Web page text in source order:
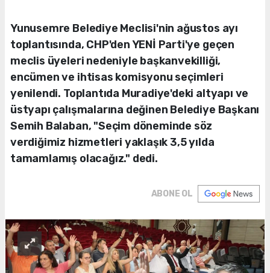
Yunusemre Belediye Meclisi'nin ağustos ayı
toplantısında, CHP'den YENİ Parti'ye geçen
meclis üyeleri nedeniyle başkanvekilliği,
encümen ve ihtisas komisyonu seçimleri
yenilendi. Toplantıda Muradiye'deki altyapı ve
üstyapı çalışmalarına değinen Belediye Başkanı
Semih Balaban, "Seçim döneminde söz
verdiğimiz hizmetleri yaklaşık 3,5 yılda
tamamlamış olacağız." dedi.
ABONE OL